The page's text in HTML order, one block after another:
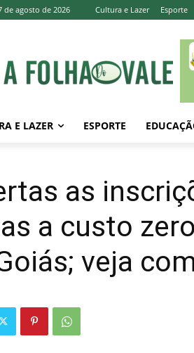
de agosto de 2026 Cultura e Lazer Esporte
E LAZER ESPORTE
as
a custo
veja